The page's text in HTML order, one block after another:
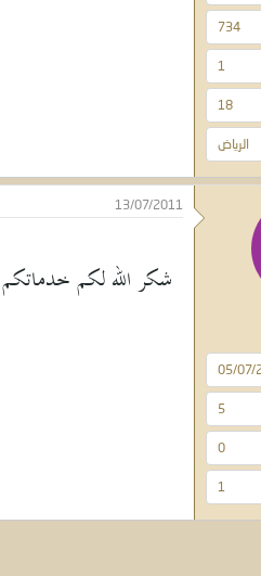
734
1
18
الرياض
05/07/
5
0
1
13/07/2011
شكر الله لكم خدماتكم